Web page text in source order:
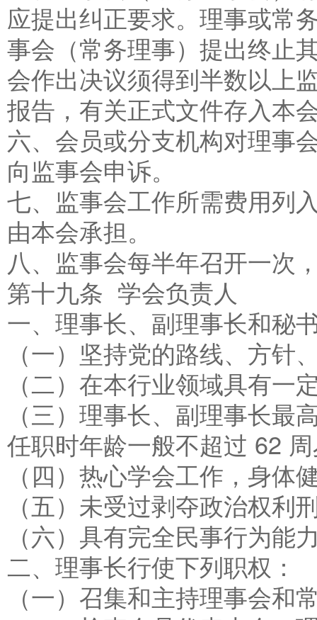
应提出纠正要求。理事或常
事会（常务理事）提出终止
会作出决议须得到半数以上
报告，有关正式文件存入本
六、会员或分支机构对理事
向监事会申诉。
七、监事会工作所需费用列
由本会承担。
八、监事会每半年召开一次
第十九条 学会负责人
一、理事长、副理事长和秘
（一）坚持党的路线、方针
（二）在本行业领域具有一
（三）理事长、副理事长
任职时年龄一般不超过 62
（四）热心学会工作，身体
（五）未受过剥夺政治权利
（六）具有完全民事行为能
二、理事长行使下列职权：
（一）召集和主持理事会和